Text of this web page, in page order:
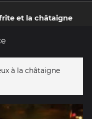
et la châtaigne
à la châtaigne